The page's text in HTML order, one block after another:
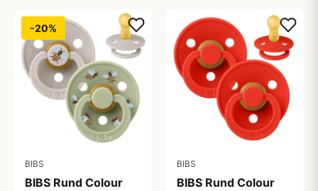
-20%
BIBS
BIBS Rund Colour
BIBS
BIBS Rund Colour